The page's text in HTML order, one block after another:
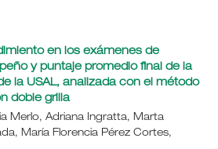
en los exámenes de
y puntaje promedio final de la
la USAL, analizada con el método
doble grilla
Merlo, Adriana Ingratta, Marta
María Florencia Pérez Cortes,